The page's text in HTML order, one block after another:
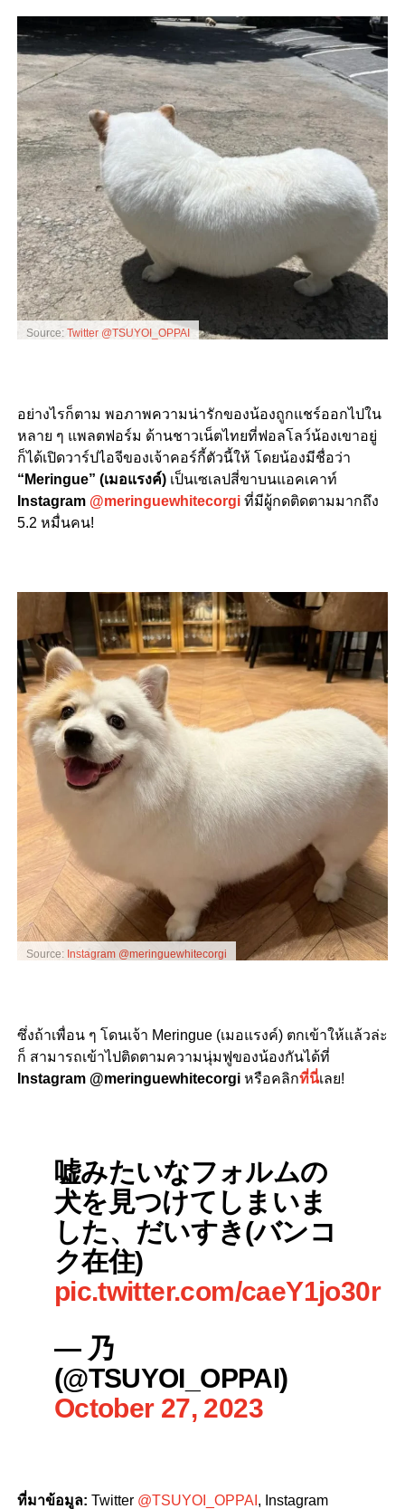
Source: Twitter @TSUYOI_OPPAI
อย่างไรก็ตาม พอภาพความน่ารักของน้องถูกแชร์ออกไปใน
หลาย ๆ แพลตฟอร์ม ด้านชาวเน็ตไทยที่ฟอลโลว์น้องเขาอยู่
ก็ได้เปิดวาร์ปไอจีของเจ้าคอร์กี้ตัวนี้ให้ โดยน้องมีชื่อว่า
“Meringue” (เมอแรงค์) เป็นเซเลปสี่ขาบนแอคเคาท์
Instagram @meringuewhitecorgiที่มีผู้กดติดตามมากถึง
5.2 หมื่นคน!
Source: Instagram @meringuewhitecorgi
ซึ่งถ้าเพื่อน ๆ โดนเจ้า Meringue (เมอแรงค์) ตกเข้าให้แล้วล่ะ
ก็ สามารถเข้าไปติดตามความนุ่มฟูของน้องกันได้ที่
Instagram @meringuewhitecorgi หรือคลิกที่นี่เลย!
嘘みたいなフォルムの
犬を見つけてしまいま
した、だいすき(バンコ
ク在住)
pic.twitter.com/caeY1jo30r
— 乃
(@TSUYOI_OPPAI)
October 27, 2023
ที่มาข้อมูล: Twitter @TSUYOI_OPPAI , Instagram